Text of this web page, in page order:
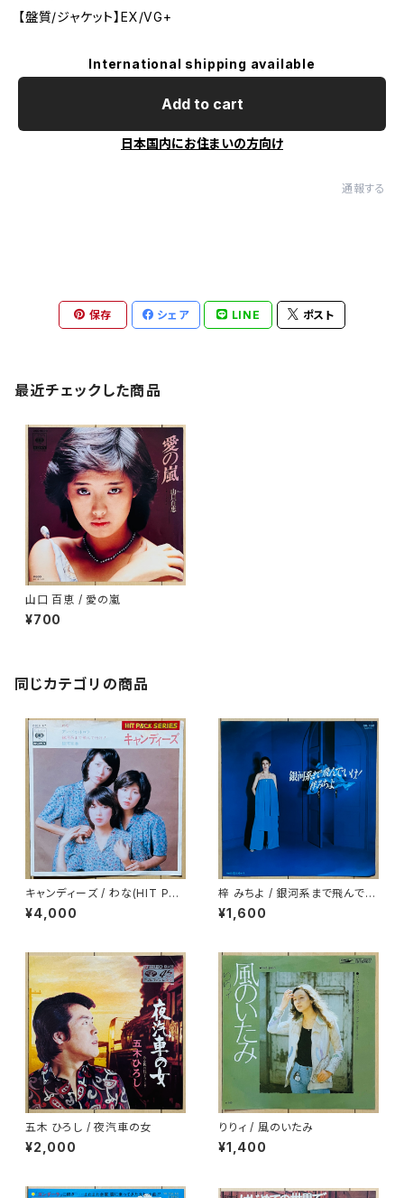
【盤質/ジャケット】EX/VG+
International shipping available
Add to cart
日本国内にお住まいの方向け
通報する
保存 シェア LINE ポスト
最近チェックした商品
山口 百恵 / 愛の嵐
¥700
同じカテゴリの商品
キャンディーズ / わな(HIT PAC
K SERIES)
¥4,000
梓 みちよ / 銀河系まで飛んでい
け！
¥1,600
五木 ひろし / 夜汽車の女
¥2,000
りりィ / 風のいたみ
¥1,400